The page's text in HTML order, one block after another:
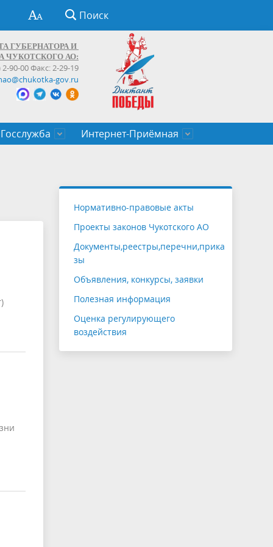
Поиск
ГУБЕРНАТОРА И
ЧУКОТСКОГО АО:
2-90-00 Факс: 2-29-19
gov.ru
Госслужба
служащих Чукотского автономного
Интернет-Приёмная
Нормативно-правовые акты
Проекты законов Чукотского АО
Документы,реестры,перечни,прика
зы
Объявления, конкурсы, заявки
Полезная информация
Оценка регулирующего
воздействия